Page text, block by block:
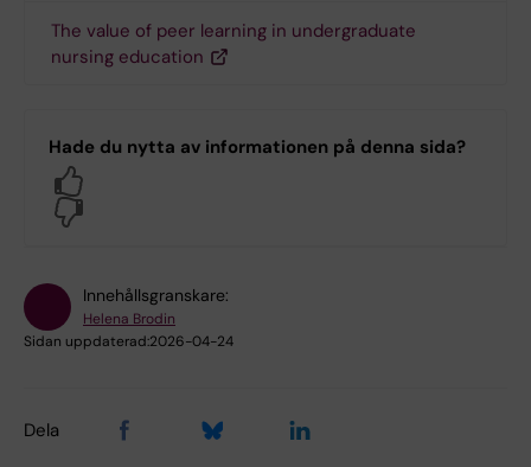
The value of peer learning in undergraduate
nursing education
Hade du nytta av informationen på denna sida?
Innehållsgranskare:
Helena Brodin
Sidan uppdaterad:2026-04-24
Dela